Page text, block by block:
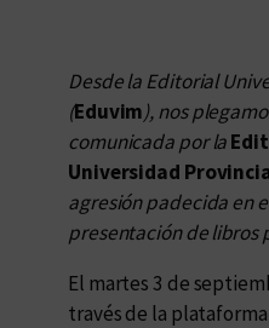
Desde la Editorial
(Eduvim), nos
comunicada por la
Universidad
agresión padecida en
presentación de libros
El martes 3 de
través de la